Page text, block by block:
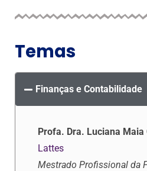
Temas
Finanças e Contabilidade
Profa. Dra. Luciana
Lattes
Mestrado Profissional da